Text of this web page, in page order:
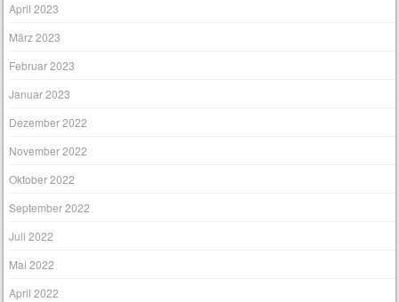
April 2023
März 2023
Februar 2023
Januar 2023
Dezember 2022
November 2022
Oktober 2022
September 2022
Juli 2022
Mai 2022
April 2022